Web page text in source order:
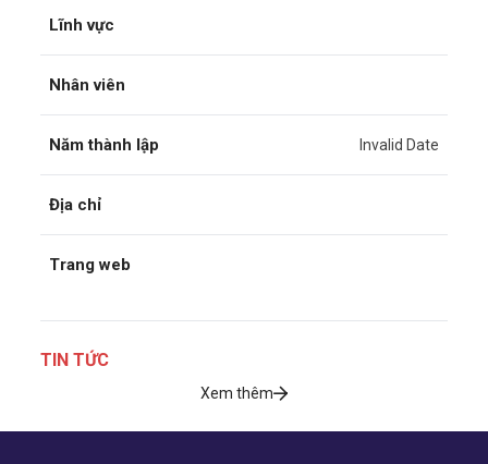
Lĩnh vực
Nhân viên
Năm thành lập Invalid Date
Địa chỉ
Trang web
TIN TỨC
Xem thêm